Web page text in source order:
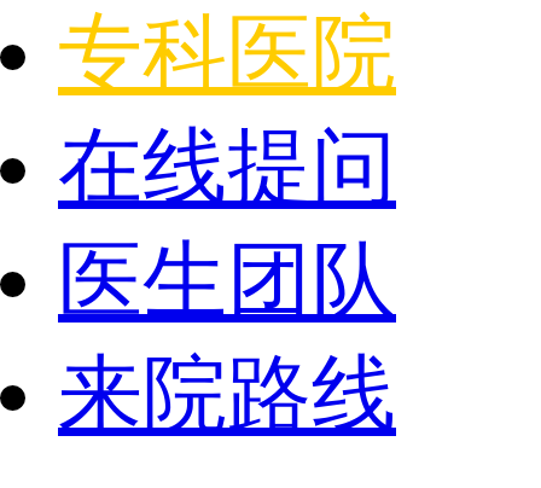
专科医院
在线提问
医生团队
来院路线